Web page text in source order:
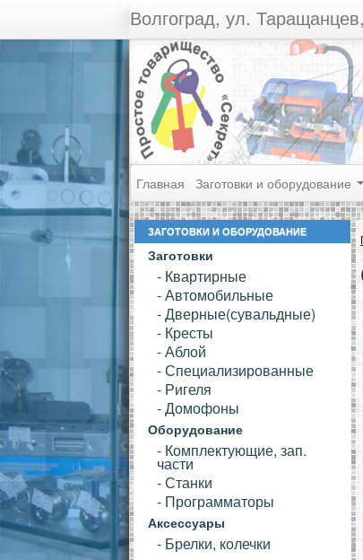
Волгоград, ул.
Главная Заготовки и оборудование
ЗАГОТОВКИ И ОБОРУДОВАНИЕ
Заготовки
- Квартирные
- Автомобильные
- Дверные(сувальдные)
- Кресты
- Аблой
- Специализированные
- Ригеля
- Домофоны
Оборудование
- Комплектующие, зап.
части
- Станки
- Программаторы
Аксессуары
- Брелки, колечки